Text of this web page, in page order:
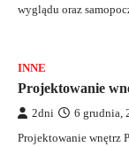
wyglądu oraz
INNE
Projektowanie
2dni 6 grudnia,
Projektowanie wnętrz